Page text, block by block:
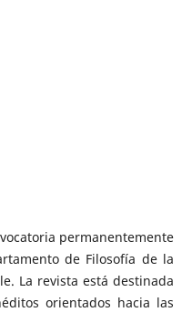
permanentemente
de Filosofía de la
La revista está destinada
orientados hacia las